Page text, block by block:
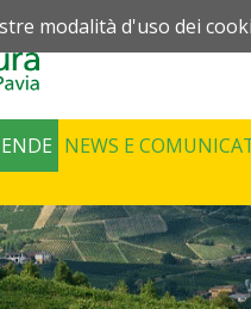
NEWS E
modalità d'uso dei